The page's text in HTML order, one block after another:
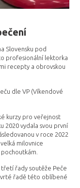
Slovensku pod
profesionální lektorka
recepty a obrovskou
dle VP (Víkendové
kurzy pro veřejnost
2020 vydala svou první
v roce 2022
milovnice
řady soutěže Peče
řadě této oblíbené